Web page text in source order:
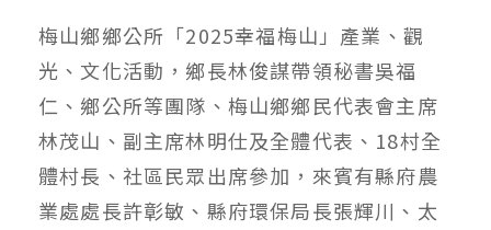
梅山鄉鄉公所「2025幸福梅山」產業、觀
光、文化活動，鄉長林俊謀帶領秘書吳福
仁、鄉公所等團隊、梅山鄉鄉民代表會主席
林茂山、副主席林明仕及全體代表、18村全
體村長、社區民眾出席參加，來賓有縣府農
業處處長許彰敏、縣府環保局長張輝川、太